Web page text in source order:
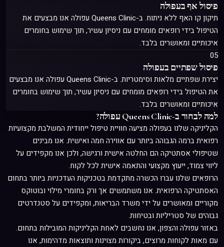
פיסול אףבעפולה
תיקון קו האף ללא ניתוח
. ב-Queens Clinic עפולה אנו מבצעים את
הטיפול בידי רופאים מומחים עם ניסיון עשיר, תוך שימוש בחומרים
איכותיים ומאושרים בלבד.
05
פיסול שפתיים בעפולה
יצירת שפתיים מלאות וסימטריות
. ב-Queens Clinic עפולה אנו מבצעים
את הטיפול בידי רופאים מומחים עם ניסיון עשיר, תוך שימוש בחומרים
איכותיים ומאושרים בלבד.
למה לבחור ב-Queens Clinic עפולה?
הקליניקה שלנו בעפולה מציעה חוויית טיפול ייחודית המשלבת מקצועיות
רפואית ברמה הגבוהה ביותר עם אווירה חמה ואישית. אנו מבינים
שטיפולי אסתטיקה הם החלטה אישית ורגישה, ולכן אנו מקפידים על
ליווי צמוד, ייעוץ מקצועי והתאמה אישית לכל לקוח.
הרופאים שלנו עברו הכשרה מתקדמת בטכניקות העדכניות ביותר בתחום
האסתטיקה הרפואית. אנו משתמשים אך ורק בחומרי מילוי ובוטוקס
מקוריים ומאושרים על ידי משרד הבריאות, ומקפידים על סטנדרטים
גבוהים של סטריליות ובטיחות.
באזור עפולה והצפון, אנו נחשבים לאחת הקליניקות המובילות בתחום.
עם מאות לקוחות מרוצים, ביקורות מצוינות ותוצאות מדהימות, אנו